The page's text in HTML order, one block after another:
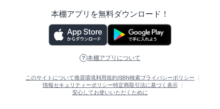
本棚アプリを無料ダウンロード！
本棚アプリについて
このサイトについて推奨環境利用規約ISBN検索プライバシーポリシー
情報セキュリティーポリシー特定商取引法に基づく表示
安心してお使いいただくために